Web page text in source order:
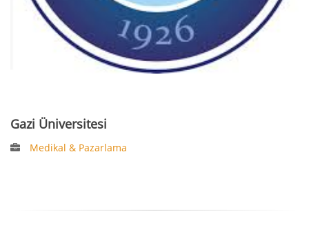
Gazi Üniversitesi
Medikal & Pazarlama